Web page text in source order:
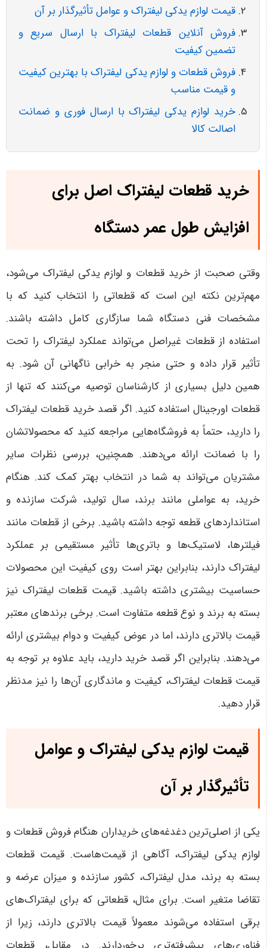
قیمت لوازم یدکی لیفتراک و عوامل تأثیرگذار بر آن
فروش آنلاین قطعات لیفتراک با ارسال سریع و
تضمین کیفیت
فروش قطعات و لوازم یدکی لیفتراک با بهترین کیفیت
و قیمت مناسب
خرید لوازم یدکی لیفتراک با ارسال فوری و ضمانت
اصالت کالا
خرید قطعات لیفتراک اصل برای
افزایش طول عمر دستگاه
وقتی صحبت از خرید قطعات و لوازم یدکی لیفتراک می‌شود،
مهم‌ترین نکته این است که قطعاتی را انتخاب کنید که با
مشخصات فنی دستگاه شما سازگاری کامل داشته باشند.
استفاده از قطعات غیراصل می‌تواند عملکرد لیفتراک را تحت
تأثیر قرار داده و حتی منجر به خرابی ناگهانی آن شود. به
همین دلیل بسیاری از کارشناسان توصیه می‌کنند که تنها از
قطعات اورجینال استفاده کنید. اگر قصد خرید قطعات لیفتراک
را دارید، حتماً به فروشگاه‌هایی مراجعه کنید که محصولاتشان
را با ضمانت ارائه می‌دهند. همچنین، بررسی نظرات سایر
مشتریان می‌تواند به شما در انتخاب بهتر کمک کند. هنگام
خرید، به عواملی مانند برند، سال تولید، شرکت سازنده و
استانداردهای قطعه توجه داشته باشید. برخی از قطعات مانند
فیلترها، لاستیک‌ها و باتری‌ها تأثیر مستقیمی بر عملکرد
لیفتراک دارند، بنابراین بهتر است روی کیفیت این محصولات
حساسیت بیشتری داشته باشید. قیمت قطعات لیفتراک نیز
بسته به برند و نوع قطعه متفاوت است. برخی برندهای معتبر
قیمت بالاتری دارند، اما در عوض کیفیت و دوام بیشتری ارائه
می‌دهند. بنابراین اگر قصد خرید دارید، باید علاوه بر توجه به
قیمت قطعات لیفتراک، کیفیت و ماندگاری آن‌ها را نیز مدنظر
قرار دهید.
قیمت لوازم یدکی لیفتراک و عوامل
تأثیرگذار بر آن
یکی از اصلی‌ترین دغدغه‌های خریداران هنگام فروش قطعات و
لوازم یدکی لیفتراک، آگاهی از قیمت‌هاست. قیمت قطعات
بسته به برند، مدل لیفتراک، کشور سازنده و میزان عرضه و
تقاضا متغیر است. برای مثال، قطعاتی که برای لیفتراک‌های
برقی استفاده می‌شوند معمولاً قیمت بالاتری دارند، زیرا از